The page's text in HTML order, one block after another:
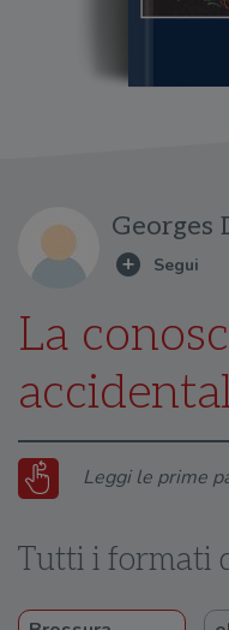
Georges
La
Leggi le prime
Tutti i formati